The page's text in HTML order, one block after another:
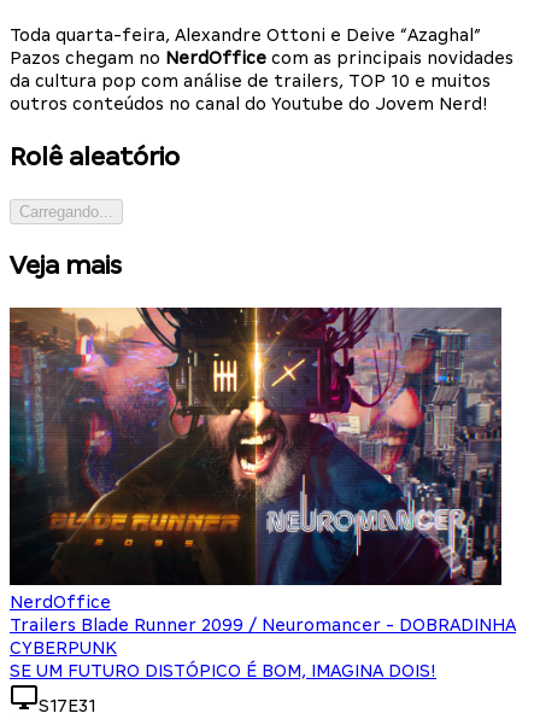
Toda quarta-feira, Alexandre Ottoni e Deive “Azaghal”
Pazos chegam no NerdOffice com as principais novidades
da cultura pop com análise de trailers, TOP 10 e muitos
outros conteúdos no canal do Youtube do Jovem Nerd!
Rolê aleatório
Carregando...
Veja mais
NerdOffice
Trailers Blade Runner 2099 / Neuromancer - DOBRADINHA
CYBERPUNK
SE UM FUTURO DISTÓPICO É BOM, IMAGINA DOIS!
S17E31